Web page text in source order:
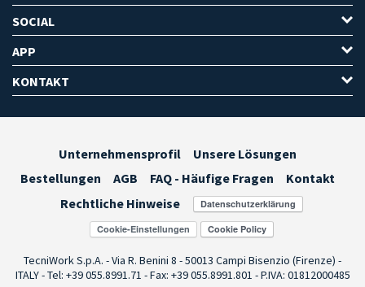
SOCIAL
APP
KONTAKT
Unternehmensprofil
Unsere Lösungen
Bestellungen
AGB FAQ - Häufige Fragen
Kontakt
Rechtliche Hinweise
Cookie-Einstellungen
TecniWork S.p.A. - Via R. Benini 8 - 50013 Campi Bisenzio (Firenze) -
ITALY - Tel: +39 055.8991.71 - Fax: +39 055.8991.801 - P.IVA: 01812000485